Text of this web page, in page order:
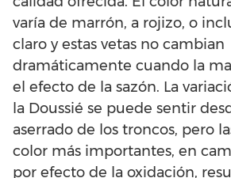
varía de marrón, a rojizo, o
claro y estas vetas no cambian
dramáticamente cuando la
el efecto de la sazón. La
la Doussié se puede sentir
aserrado de los troncos, pero
color más importantes, en
por efecto de la oxidación,